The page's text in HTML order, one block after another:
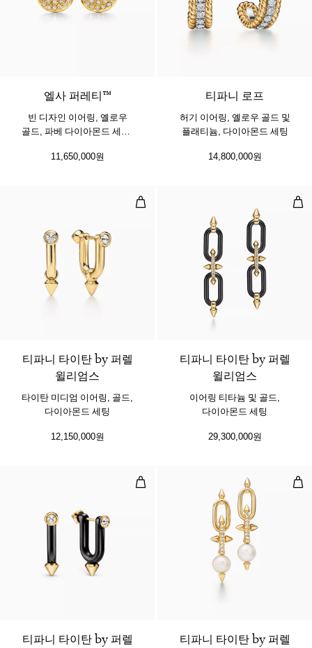
엘사 퍼레티™
빈 디자인 이어링, 옐로우
골드, 파베 다이아몬드 세팅,
11,650,000원
티파니 로프
허기 이어링, 옐로우 골드 및
플래티늄, 다이아몬드 세팅
14,800,000원
타이탄 미디엄 이어링, 골드, 다이아
티파니 타이탄 by 퍼렐
윌리엄스
타이탄 미디엄 이어링, 골드,
다이아몬드 세팅
12,150,000원
이
티파니 타이탄 by 퍼렐
윌리엄스
이어링 티타늄 및 골드,
다이아몬드 세팅
29,300,000원
라지 이어링, 티타늄 및 골드, 다이
티파니 타이탄 by 퍼렐
펄
티파니 타이탄 by 퍼렐